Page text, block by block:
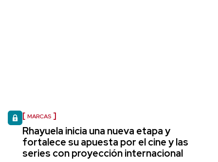
MARCAS
Rhayuela inicia una nueva etapa y
fortalece su apuesta por el cine y las
series con proyección internacional